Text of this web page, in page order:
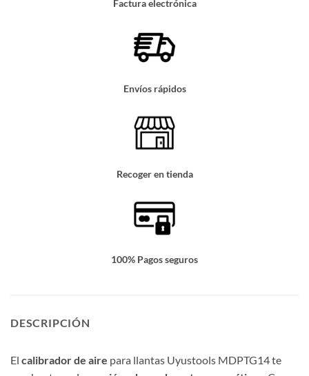
Factura electrónica
Envíos rápidos
Recoger en tienda
100% Pagos seguros
DESCRIPCIÓN
El calibrador de aire para llantas Uyustools MDPTG14 te